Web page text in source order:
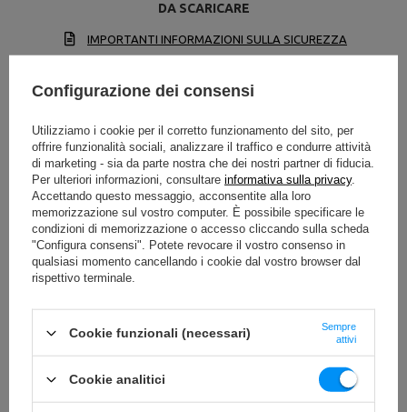
DA SCARICARE
IMPORTANTI INFORMAZIONI SULLA SICUREZZA
Specifiche tecniche
15 kg
Kolor piłki
Materiale PVC
Configurazione dei consensi
Utilizziamo i cookie per il corretto funzionamento del sito, per
offrire funzionalità sociali, analizzare il traffico e condurre attività
di marketing - sia da parte nostra che dei nostri partner di fiducia.
Per ulteriori informazioni, consultare informativa sulla privacy.
Accettando questo messaggio, acconsentite alla loro
memorizzazione sul vostro computer. È possibile specificare le
condizioni di memorizzazione o accesso cliccando sulla scheda
"Configura consensi". Potete revocare il vostro consenso in
qualsiasi momento cancellando i cookie dal vostro browser dal
rispettivo terminale.
Cookie funzionali (necessari)
Sempre
attivi
Cookie analitici